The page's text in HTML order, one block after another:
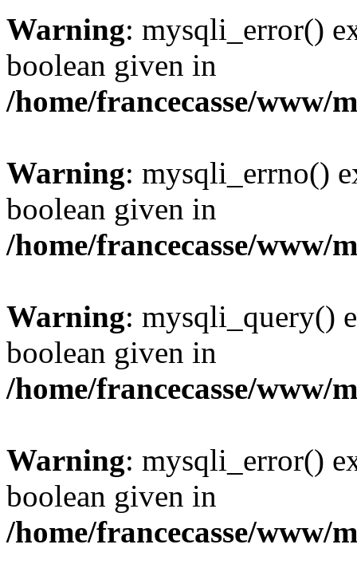
Warning: mysqli_error()
boolean given in
/home/francecasse/www/
Warning: mysqli_errno()
boolean given in
/home/francecasse/www/
Warning: mysqli_query()
boolean given in
/home/francecasse/www/
Warning: mysqli_error()
boolean given in
/home/francecasse/www/